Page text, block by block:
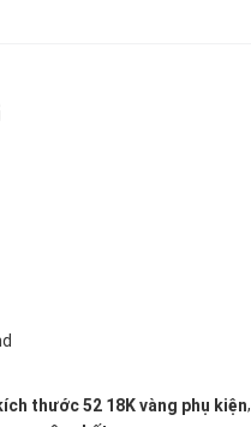
thước 52 18K vàng phụ kiện,